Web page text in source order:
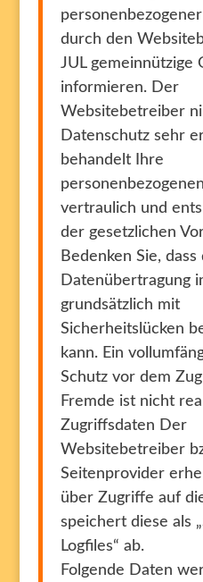
durch den
JUL gemeinnützige
informieren. Der
Websitebetreiber
Datenschutz sehr
behandelt Ihre
vertraulich und
der gesetzlichen
Bedenken Sie, dass
Datenübertragung
grundsätzlich mit
Sicherheitslücken
kann. Ein
Schutz vor dem
Fremde ist nicht
Zugriffsdaten Der
Websitebetreiber
Seitenprovider
über Zugriffe auf
speichert diese als
Logfiles“ ab.
Folgende Daten